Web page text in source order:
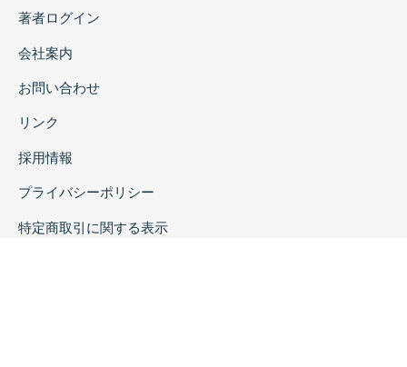
著者ログイン
会社案内
お問い合わせ
リンク
採用情報
プライバシーポリシー
特定商取引に関する表示